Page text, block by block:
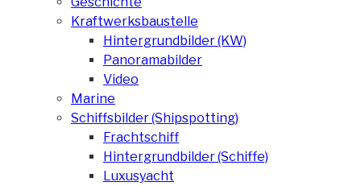
Kraftwerksbaustelle
Hintergrundbilder (KW)
Panoramabilder
Video
Marine
Schiffsbilder (Shipspotting)
Frachtschiff
Hintergrundbilder (Schiffe)
Luxusyacht